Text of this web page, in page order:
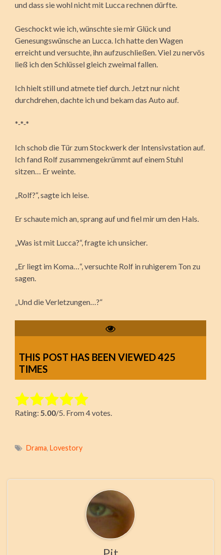
und dass sie wohl nicht mit Lucca rechnen dürfte.
Geschockt wie ich, wünschte sie mir Glück und
Genesungswünsche an Lucca. Ich hatte den Wagen
erreicht und versuchte, ihn aufzuschließen. Viel zu nervös
ließ ich den Schlüssel gleich zweimal fallen.
Ich hielt still und atmete tief durch. Jetzt nur nicht
durchdrehen, dachte ich und bekam das Auto auf.
*-*-*
Ich schob die Tür zum Stockwerk der Intensivstation auf.
Ich fand Rolf zusammengekrümmt auf einem Stuhl
sitzen… Er weinte.
„Rolf?“, sagte ich leise.
Er schaute mich an, sprang auf und fiel mir um den Hals.
„Was ist mit Lucca?“, fragte ich unsicher.
„Er liegt im Koma…“, versuchte Rolf in ruhigerem Ton zu
sagen.
„Und die Verletzungen…?“
THIS POST HAS BEEN VIEWED425
TIMES
Rate this item:
Submit Rating
Rating: 5.00/5. From 4 votes.
Drama, Lovestory